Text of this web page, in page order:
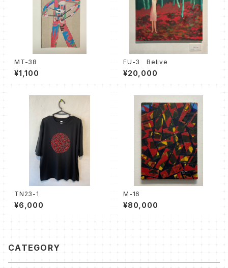
MT-38
¥1,100
FU-3 Belive
¥20,000
TN23-1
¥6,000
M-16
¥80,000
CATEGORY